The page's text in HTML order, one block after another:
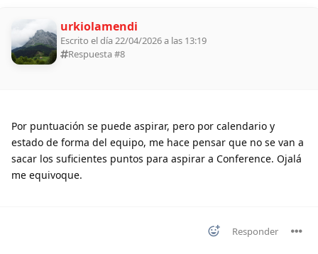
urkiolamendi
Escrito el día 22/04/2026 a las 13:19
Respuesta #8
Por puntuación se puede aspirar, pero por calendario y
estado de forma del equipo, me hace pensar que no se van a
sacar los suficientes puntos para aspirar a Conference. Ojalá
me equivoque.
Responder